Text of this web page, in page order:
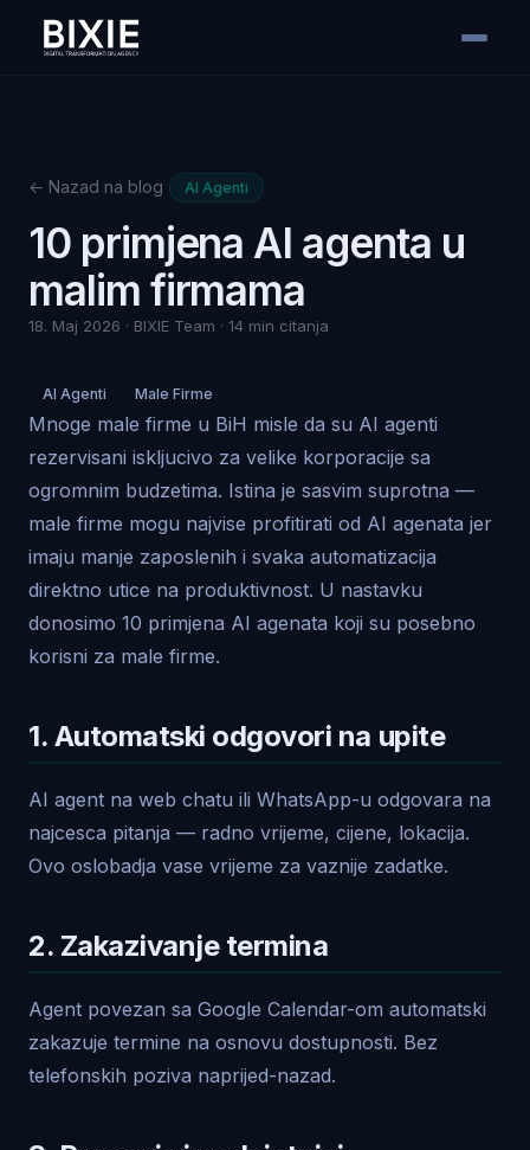
← Nazad na blog AI Agenti
10 primjena AI agenta u
malim firmama
18. Maj 2026 · BIXIE Team · 14 min citanja
AI Agenti Male Firme
Mnoge male firme u BiH misle da su AI agenti
rezervisani iskljucivo za velike korporacije sa
ogromnim budzetima. Istina je sasvim suprotna —
male firme mogu najvise profitirati od AI agenata jer
imaju manje zaposlenih i svaka automatizacija
direktno utice na produktivnost. U nastavku
donosimo 10 primjena AI agenata koji su posebno
korisni za male firme.
1. Automatski odgovori na upite
AI agent na web chatu ili WhatsApp-u odgovara na
najcesca pitanja — radno vrijeme, cijene, lokacija.
Ovo oslobadja vase vrijeme za vaznije zadatke.
2. Zakazivanje termina
Agent povezan sa Google Calendar-om automatski
zakazuje termine na osnovu dostupnosti. Bez
telefonskih poziva naprijed-nazad.